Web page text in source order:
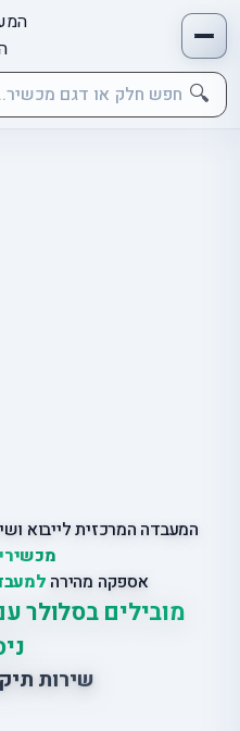
🔍
המעבדה המרכזית לייבוא
אספקה מהירה
שירות